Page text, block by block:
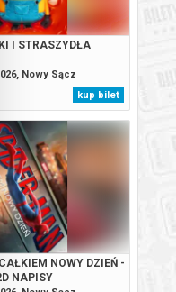
I STRASZYDŁA
Nowy Sącz
kup bilet
NOWY DZIEŃ -
NAPISY